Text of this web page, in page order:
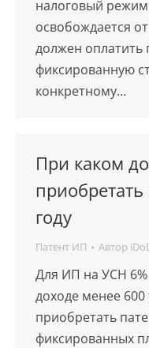
налоговый
освобождается
должен оплатить
фиксированную
конкретному…
При каком
году
Патент ИП Автор
Для ИП на УСН
доходе менее 600
приобретать
фиксированных